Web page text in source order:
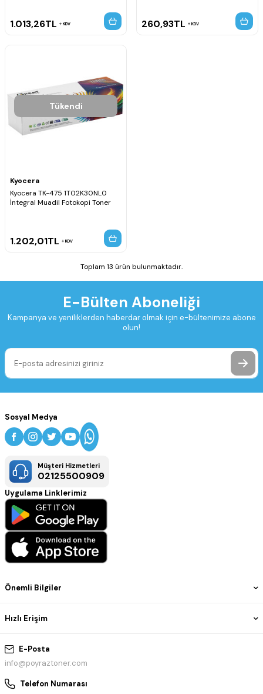
1.013,26TL KDV 260,93TL KDV
Tükendi
Kyocera
Kyocera TK-475 1T02K30NL0
İntegral Muadil Fotokopi Toner
1.202,01TL KDV
Toplam 13 ürün bulunmaktadır.
E-Bülten Aboneliği
Kampanya ve yeniliklerden haberdar olmak için e-bültenimize abone
olun!
E-Posta
info@poyraztoner.com
Telefon Numarası
Önemli Bilgiler
Hızlı Erişim
Sosyal Medya
Müşteri Hizmetleri
02125500909
Uygulama Linklerimiz